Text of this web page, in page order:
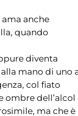
ama anche
quando
diventa
mano di uno
col fiato
ombre dell’alcol
ma che è